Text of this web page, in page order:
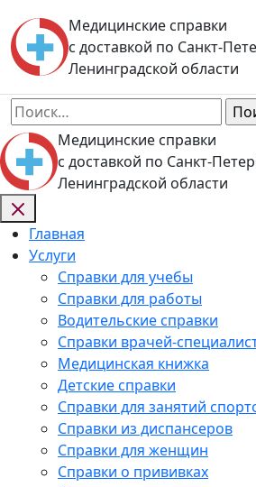
to
content
Медицинские справки
с доставкой по Санкт-
Ленинградской области
Найти:
Медицинские справки
с доставкой по Санкт-
Ленинградской области
Главная
Услуги
Справки для учебы
Справки для работы
Водительские справки
Справки врачей-
Медицинская книжка
Детские справки
Справки для занятий
Справки из диспансеров
Справки для женщин
Справки о прививках